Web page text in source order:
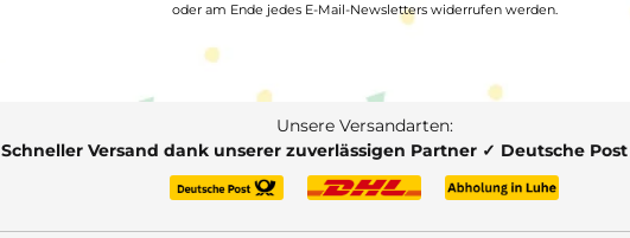
oder am Ende jedes E-Mail-Newsletters widerrufen werden.
Unsere Versandarten:
Schneller Versand dank unserer zuverlässigen Partner ✓ Deutsche